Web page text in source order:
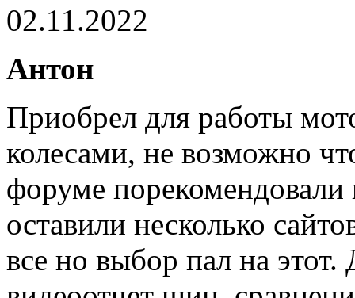
02.11.2022
Антон
Приобрел для работы
колесами, не возможно
форуме
оставили несколько
все но выбор пал на